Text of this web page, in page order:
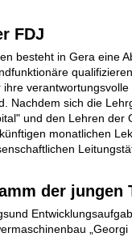
FDJ
besteht in Gera eine
verantwortungsvolle
Nachdem sich die
und den Lehren der
monatlichen
der jungen
„Georgi